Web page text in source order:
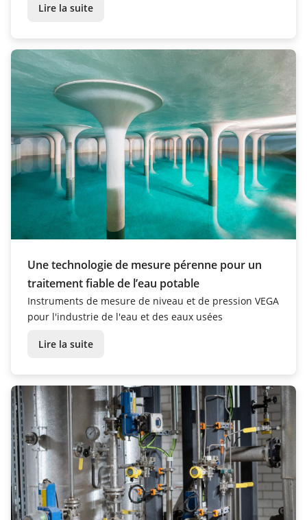
Lire la suite
Une technologie de mesure pérenne pour un
traitement fiable de l’eau potable
Instruments de mesure de niveau et de pression VEGA
pour l'industrie de l'eau et des eaux usées
Lire la suite